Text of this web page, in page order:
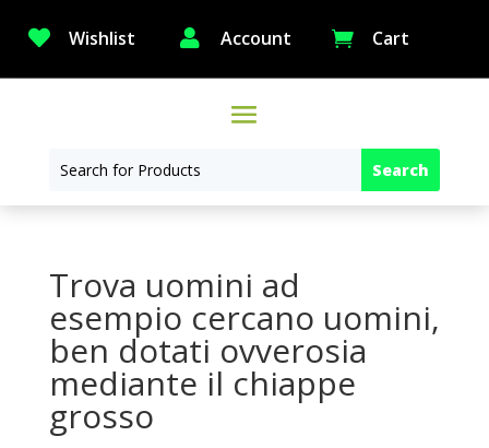
 Wishlist  Account  Cart
Trova uomini ad
esempio cercano uomini,
ben dotati ovverosia
mediante il chiappe
grosso